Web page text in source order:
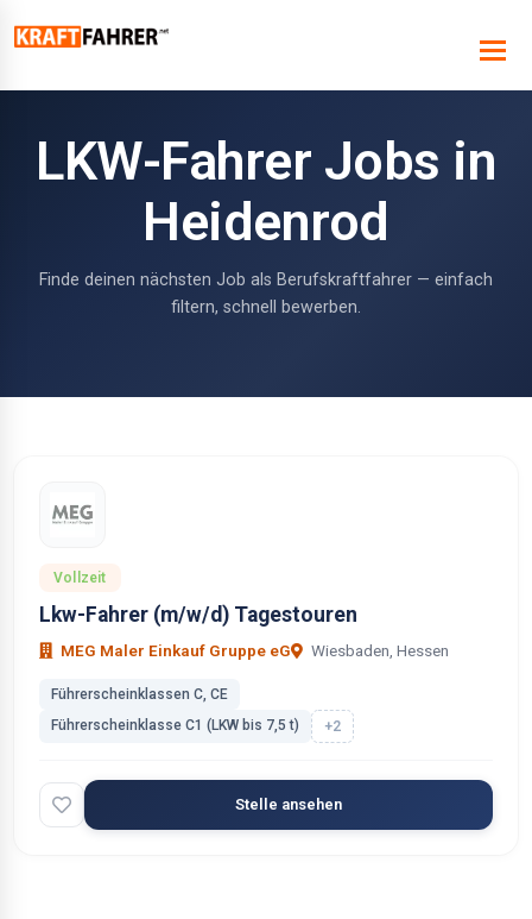
LKW-Fahrer Jobs in
Heidenrod
Finde deinen nächsten Job als Berufskraftfahrer — einfach
filtern, schnell bewerben.
Vollzeit
Lkw-Fahrer (m/w/d) Tagestouren
MEG Maler Einkauf Gruppe eG Wiesbaden, Hessen
Führerscheinklassen C, CE
Führerscheinklasse C1 (LKW bis 7,5 t)
+2
Stelle ansehen